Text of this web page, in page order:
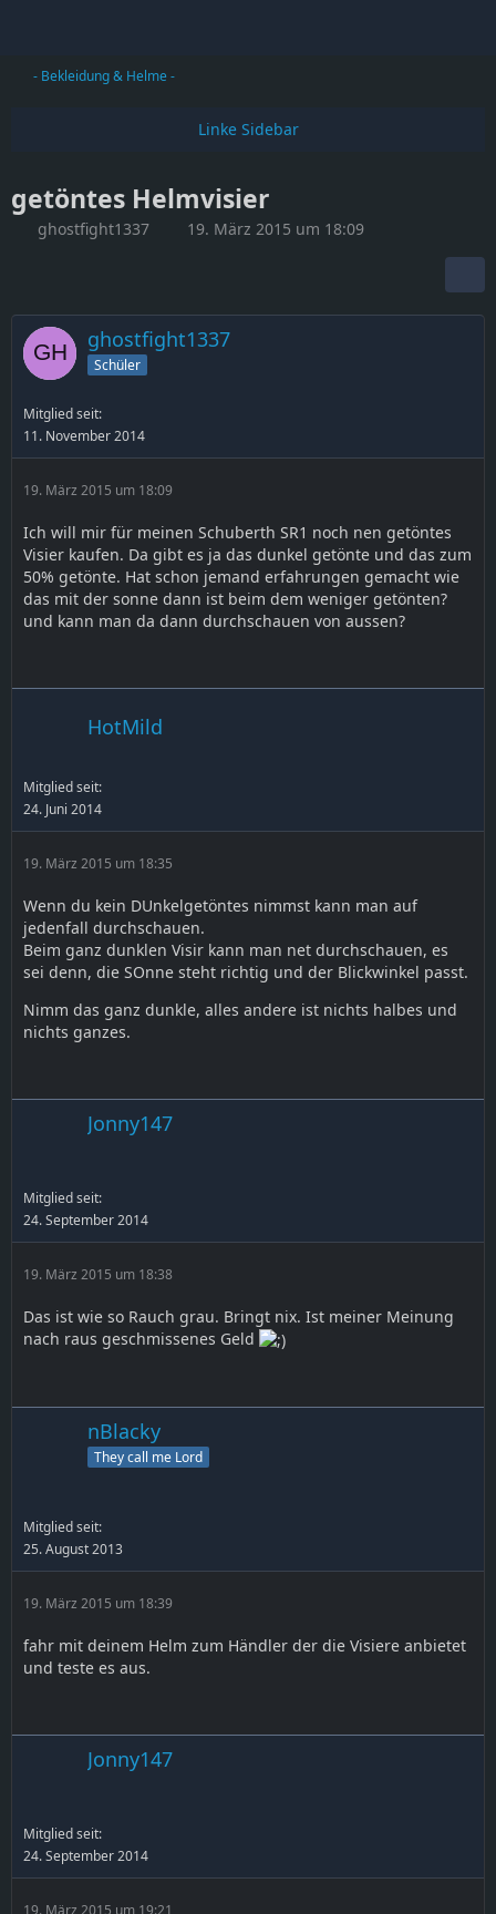
- Bekleidung & Helme -
getöntes Helmvisier
ghostfight1337 19. März 2015 um 18:09
ghostfight1337
Schüler
Mitglied seit:
11. November 2014
19. März 2015 um 18:09
Ich will mir für meinen Schuberth SR1 noch nen getöntes
Visier kaufen. Da gibt es ja das dunkel getönte und das zum
50% getönte. Hat schon jemand erfahrungen gemacht wie
das mit der sonne dann ist beim dem weniger getönten?
und kann man da dann durchschauen von aussen?
HotMild
Mitglied seit:
24. Juni 2014
19. März 2015 um 18:35
Wenn du kein DUnkelgetöntes nimmst kann man auf
jedenfall durchschauen.
Beim ganz dunklen Visir kann man net durchschauen, es
sei denn, die SOnne steht richtig und der Blickwinkel passt.
Nimm das ganz dunkle, alles andere ist nichts halbes und
nichts ganzes.
Jonny147
Mitglied seit:
24. September 2014
19. März 2015 um 18:38
Das ist wie so Rauch grau. Bringt nix. Ist meiner Meinung
nach raus geschmissenes Geld
nBlacky
They call me Lord
Mitglied seit:
25. August 2013
19. März 2015 um 18:39
fahr mit deinem Helm zum Händler der die Visiere anbietet
und teste es aus.
Jonny147
Mitglied seit:
24. September 2014
19. März 2015 um 19:21